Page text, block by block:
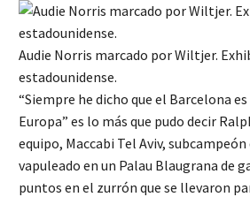
Audie Norris marcado por Wiltjer.
estadounidense.
“Siempre he dicho que el Barcelona
Europa” es lo más que pudo decir
equipo, Maccabi Tel Aviv, subcampeón
vapuleado en un Palau Blaugrana de
puntos en el zurrón que se llevaron